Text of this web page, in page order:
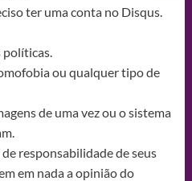
ter uma conta no Disqus.
políticas.
ou qualquer tipo de
de uma vez ou o sistema
responsabilidade de seus
em nada a opinião do